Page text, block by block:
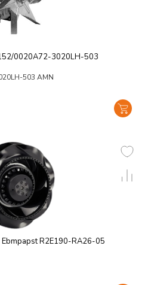
0020A72-3020LH-503
503 AMN
R2E190-RA26-05